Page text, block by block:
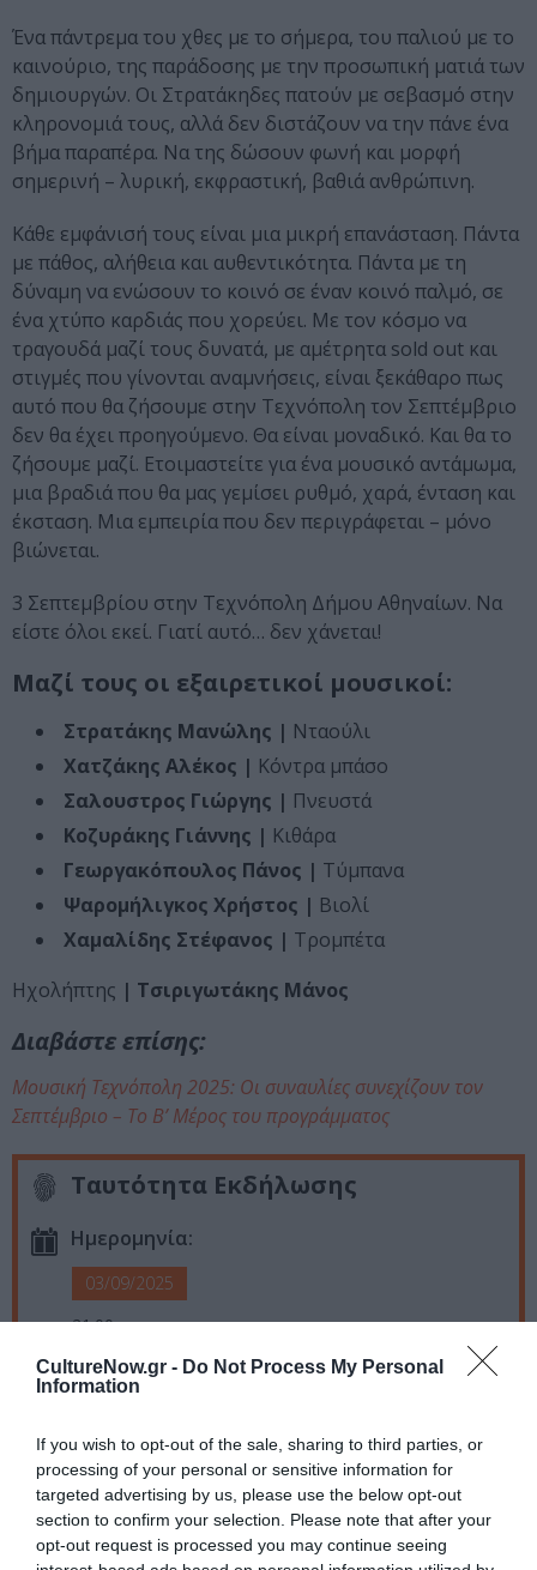
CultureNow.gr - Do Not Process My Personal
Information
If you wish to opt-out of the sale, sharing to third parties, or
processing of your personal or sensitive information for
targeted advertising by us, please use the below opt-out
section to confirm your selection. Please note that after your
opt-out request is processed you may continue seeing
Ένα πάντρεμα του χθες με το σήμερα, του παλιού με το
καινούριο, της παράδοσης με την προσωπική ματιά των
δημιουργών. Οι Στρατάκηδες πατούν με σεβασμό στην
κληρονομιά τους, αλλά δεν διστάζουν να την πάνε ένα
βήμα παραπέρα. Να της δώσουν φωνή και μορφή
σημερινή – λυρική, εκφραστική, βαθιά ανθρώπινη.
Κάθε εμφάνισή τους είναι μια μικρή επανάσταση. Πάντα
με πάθος, αλήθεια και αυθεντικότητα. Πάντα με τη
δύναμη να ενώσουν το κοινό σε έναν κοινό παλμό, σε
ένα χτύπο καρδιάς που χορεύει. Με τον κόσμο να
τραγουδά μαζί τους δυνατά, με αμέτρητα sold out και
στιγμές που γίνονται αναμνήσεις, είναι ξεκάθαρο πως
αυτό που θα ζήσουμε στην Τεχνόπολη τον Σεπτέμβριο
δεν θα έχει προηγούμενο. Θα είναι μοναδικό. Και θα το
ζήσουμε μαζί. Ετοιμαστείτε για ένα μουσικό αντάμωμα,
μια βραδιά που θα μας γεμίσει ρυθμό, χαρά, ένταση και
έκσταση. Μια εμπειρία που δεν περιγράφεται – μόνο
βιώνεται.
3 Σεπτεμβρίου στην Τεχνόπολη Δήμου Αθηναίων. Να
είστε όλοι εκεί. Γιατί αυτό… δεν χάνεται!
Μαζί τους οι εξαιρετικοί μουσικοί:
Στρατάκης Μανώλης | Νταούλι
Χατζάκης Αλέκος | Κόντρα μπάσο
Σαλουστρος Γιώργης | Πνευστά
Κοζυράκης Γιάννης | Κιθάρα
Γεωργακόπουλος Πάνος | Τύμπανα
Ψαρομήλιγκος Χρήστος | Βιολί
Χαμαλίδης Στέφανος | Τρομπέτα
Ηχολήπτης | Τσιριγωτάκης Μάνος
Διαβάστε επίσης:
Μουσική Τεχνόπολη 2025: Οι συναυλίες συνεχίζουν τον
Σεπτέμβριο – Το Β’ Μέρος του προγράμματος
Ταυτότητα Εκδήλωσης
Ημερομηνία:
03/09/2025
21:00
Τοποθεσία:
Τεχνόπολις Δήμου Αθηναίων
Eισιτήρια: